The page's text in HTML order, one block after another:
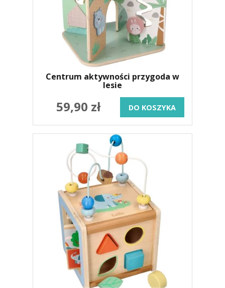
Centrum aktywności przygoda w
lesie
59,90 zł DO KOSZYKA